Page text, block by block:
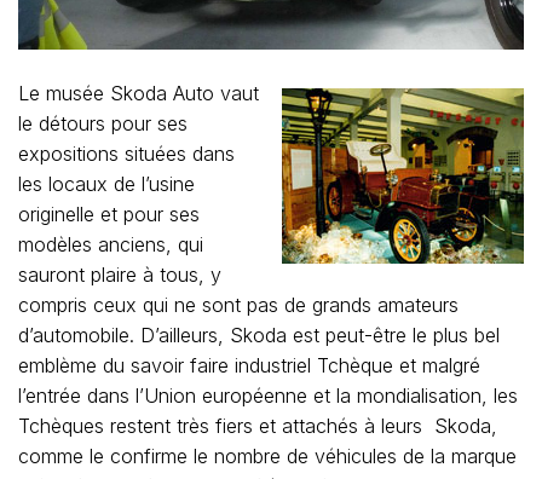
Le musée Skoda Auto vaut
le détours pour ses
expositions situées dans
les locaux de l’usine
originelle et pour ses
modèles anciens, qui
sauront plaire à tous, y
compris ceux qui ne sont pas de grands amateurs
d’automobile. D’ailleurs, Skoda est peut-être le plus bel
emblème du savoir faire industriel Tchèque et malgré
l’entrée dans l’Union européenne et la mondialisation, les
Tchèques restent très fiers et attachés à leurs Skoda,
comme le confirme le nombre de véhicules de la marque